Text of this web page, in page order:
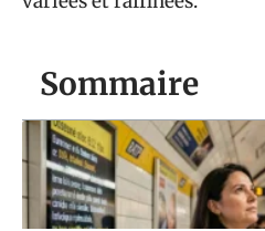
Sommaire